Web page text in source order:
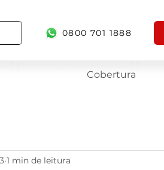
0800 701 1888
Cobertura
1 min de leitura